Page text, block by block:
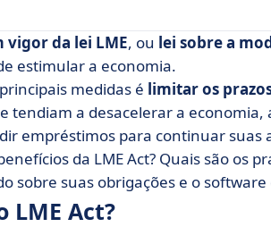
LME Act?
cálculo das condições de pagamento
vigor da lei LME, ou lei sobre a
estimular a economia.
medidas é limitar os
tendiam a desacelerar a economia,
empréstimos para continuar suas
da LME Act? Quais são os
sobre suas obrigações e o
LME Act?